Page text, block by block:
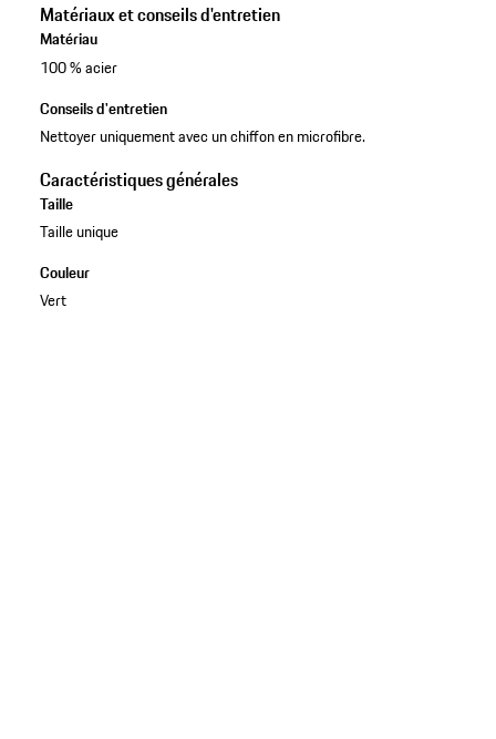
Matériaux et conseils d'entretien
Matériau
100 % acier
Conseils d'entretien
Nettoyer uniquement avec un chiffon en microfibre.
Caractéristiques générales
Taille
Taille unique
Couleur
Vert